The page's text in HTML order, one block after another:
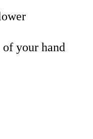
your hand